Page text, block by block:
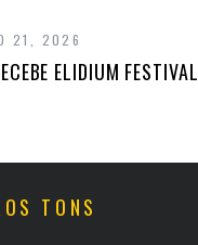
21, 2026
ELIDIUM FESTIVAL
TONS